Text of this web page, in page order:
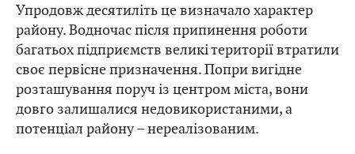
Упродовж десятиліть це визначало характер
району. Водночас після припинення роботи
багатьох підприємств великі території втратили
своє первісне призначення. Попри вигідне
розташування поруч із центром міста, вони
довго залишалися недовикористаними, а
потенціал району – нереалізованим.